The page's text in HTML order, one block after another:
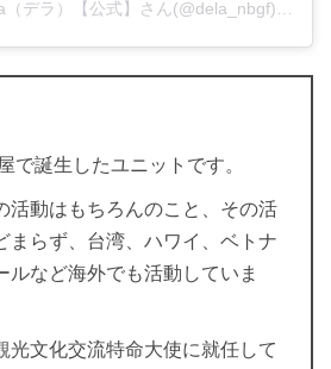
で誕生したユニットです。
活動はもちろんのこと、その活
まらず、台湾、ハワイ、ベトナ
ルなど海外でも活動していま
光文化交流特命大使に就任して